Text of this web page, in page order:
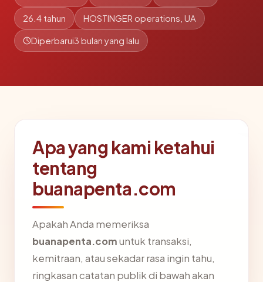
26.4 tahun HOSTINGER operations, UA
Diperbarui3 bulan yang lalu
Apa yang kami ketahui
tentang
buanapenta.com
Apakah Anda memeriksa
buanapenta.comuntuk transaksi,
kemitraan, atau sekadar rasa ingin tahu,
ringkasan catatan publik di bawah akan